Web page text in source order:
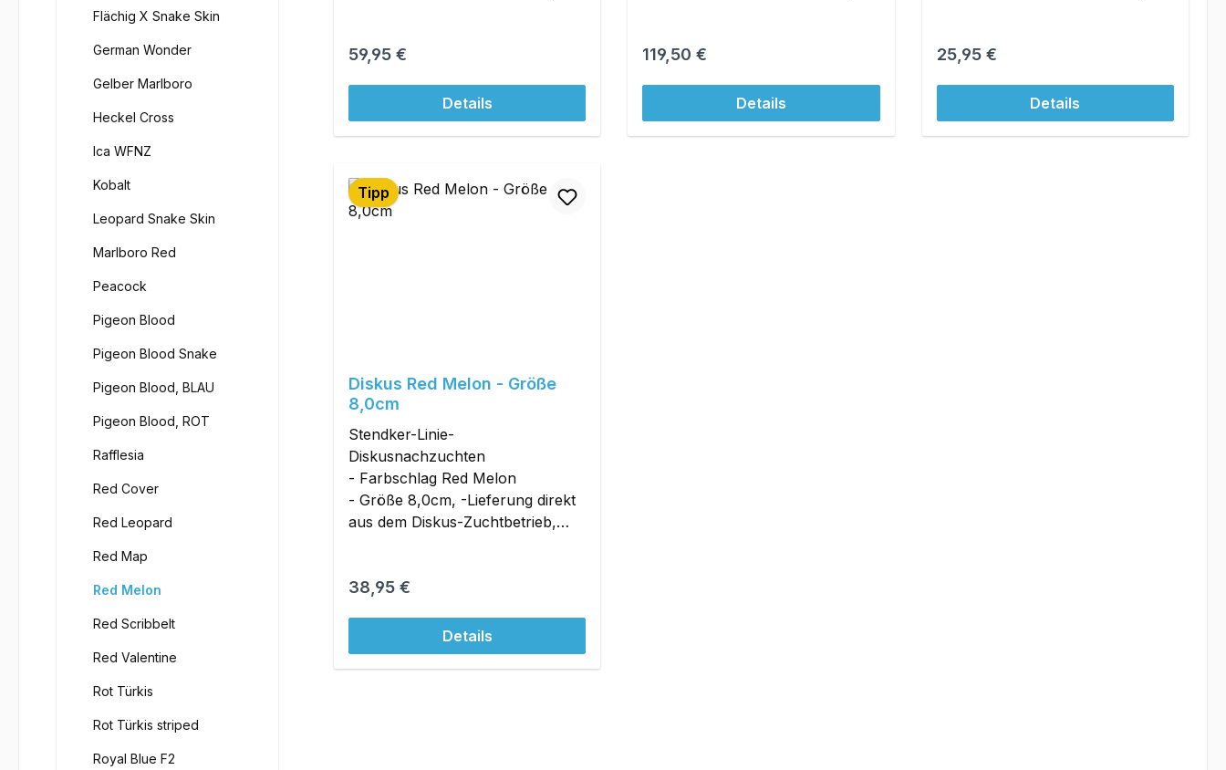
Flächig X Snake Skin
German Wonder
Gelber Marlboro
Heckel Cross
Ica WFNZ
Kobalt
Leopard Snake Skin
Marlboro Red
Peacock
Pigeon Blood
Pigeon Blood Snake
Pigeon Blood, BLAU
Pigeon Blood, ROT
Rafflesia
Red Cover
Red Leopard
Red Map
Red Melon
Red Scribbelt
Red Valentine
Rot Türkis
Rot Türkis striped
Royal Blue F2
Regulärer Preis:
59,95 €
Details
Regulärer Preis:
119,50 €
Details
Regulärer Preis:
25,95 €
Details
Tipp
Diskus Red Melon - Größe
8,0cm
Stendker-Linie-
Diskusnachzuchten
- Farbschlag Red Melon
- Größe 8,0cm, -Lieferung direkt
aus dem Diskus-Zuchtbetrieb,
Regulärer Preis:
38,95 €
Details